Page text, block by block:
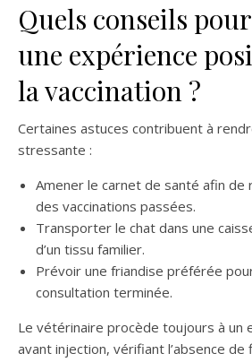
Quels conseils
une expérience
la vaccination ?
Certaines astuces contribuent à
stressante :
Amener le carnet de santé afin de
des vaccinations passées.
Transporter le chat dans une
d’un tissu familier.
Prévoir une friandise préférée
consultation terminée.
Le vétérinaire procède toujours à un
avant injection, vérifiant l’absence